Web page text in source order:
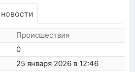
Происшествия
0
25 января 2026 в 12:46